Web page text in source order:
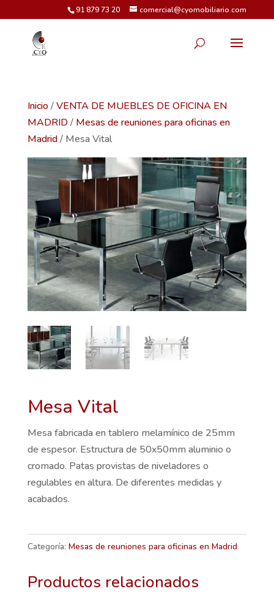
91 879 73 20 comercial@cyomobiliario.com
Inicio/VENTA DE MUEBLES DE OFICINA EN
MADRID/ Mesas de reuniones para oficinas en
Madrid/ Mesa Vital
Mesa Vital
Mesa fabricada en tablero melamínico de 25mm
de espesor. Estructura de 50x50mm aluminio o
cromado. Patas provistas de niveladores o
regulables en altura. De diferentes medidas y
acabados.
Categoría: Mesas de reuniones para oficinas en Madrid
Productos relacionados